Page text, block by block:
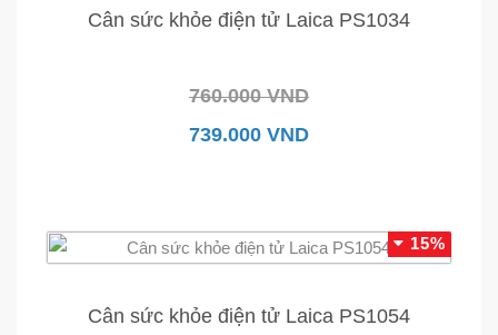
Cân sức khỏe điện tử Laica PS1034
760.000 VND
739.000 VND
15%
Cân sức khỏe điện tử Laica PS1054